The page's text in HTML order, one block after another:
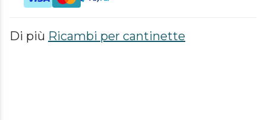
Di più Ricambi per cantinette